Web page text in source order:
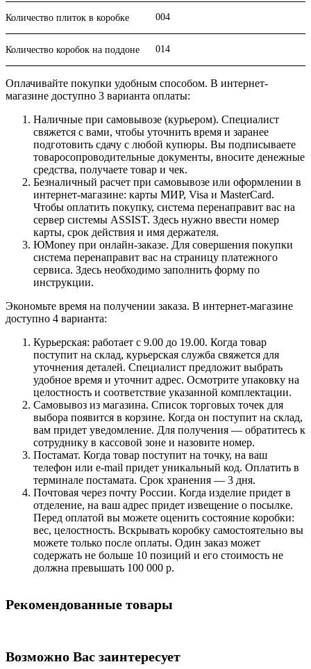
Количество плиток в коробке 004
Количество коробок на поддоне 014
Оплачивайте покупки удобным способом. В интернет-
магазине доступно 3 варианта оплаты:
Наличные при самовывозе (курьером). Специалист
свяжется с вами, чтобы уточнить время и заранее
подготовить сдачу с любой купюры. Вы подписываете
товаросопроводительные документы, вносите денежные
средства, получаете товар и чек.
Безналичный расчет при самовывозе или оформлении в
интернет-магазине: карты МИР, Visa и MasterCard.
Чтобы оплатить покупку, система перенаправит вас на
сервер системы ASSIST. Здесь нужно ввести номер
карты, срок действия и имя держателя.
ЮMoney при онлайн-заказе. Для совершения покупки
система перенаправит вас на страницу платежного
сервиса. Здесь необходимо заполнить форму по
инструкции.
Экономьте время на получении заказа. В интернет-магазине
доступно 4 варианта:
Курьерская: работает с 9.00 до 19.00. Когда товар
поступит на склад, курьерская служба свяжется для
уточнения деталей. Специалист предложит выбрать
удобное время и уточнит адрес. Осмотрите упаковку на
целостность и соответствие указанной комплектации.
Самовывоз из магазина. Список торговых точек для
выбора появится в корзине. Когда он поступит на склад,
вам придет уведомление. Для получения — обратитесь к
сотруднику в кассовой зоне и назовите номер.
Постамат. Когда товар поступит на точку, на ваш
телефон или e-mail придет уникальный код. Оплатить в
терминале постамата. Срок хранения — 3 дня.
Почтовая через почту России. Когда изделие придет в
отделение, на ваш адрес придет извещение о посылке.
Перед оплатой вы можете оценить состояние коробки:
вес, целостность. Вскрывать коробку самостоятельно вы
можете только после оплаты. Один заказ может
содержать не больше 10 позиций и его стоимость не
должна превышать 100 000 р.
Рекомендованные товары
Возможно Вас заинтересует